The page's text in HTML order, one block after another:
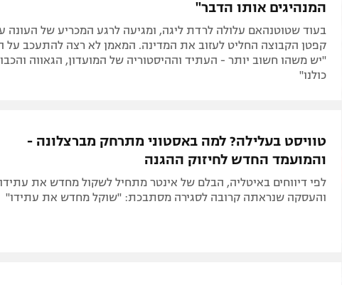
המנהיגים אותו הדבר"
בעוד שטוטנהאם עלולה לרדת ליגה, ומגיעה לרגע המכריע של העונה
קפטן הקבוצה החליט לעזוב את המדינה. המאמן לא רצה להתעכב על
"יש משהו חשוב יותר - העתיד וההיסטוריה של המועדון, הגאווה
כולנו"
טוויסט בעלילה? למה באסטוני מתרחק מברצלונה -
והמועמד החדש לחיזוק ההגנה
לפי דיווחים באיטליה, הבלם של אינטר מתחיל לשקול מחדש את
והעסקה שנראתה קרובה לסגירה מסתבכת: "שוקל מחדש את עתידו"